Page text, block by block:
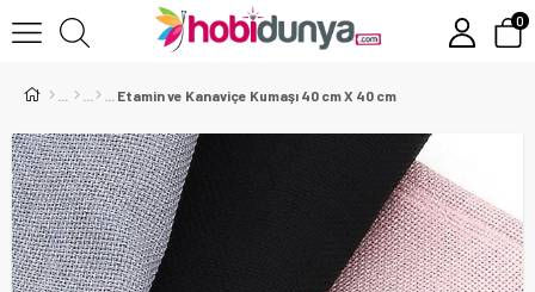
0
Etamin ve Kanaviçe Kumaşı 40 cm X 40 cm